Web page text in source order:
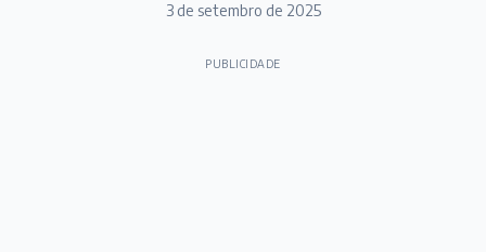
3 de setembro de 2025
PUBLICIDADE